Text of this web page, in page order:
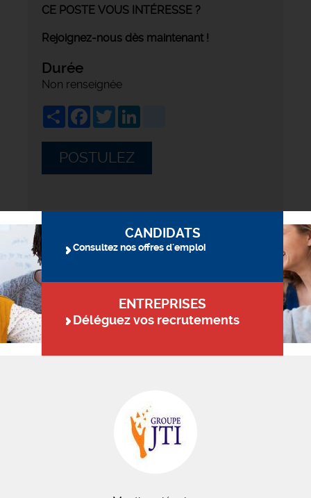
CE POSTE VOUS INTÉRESSE ?
Rejoignez-nous dès maintenant !
Durée
Non renseignée
ShareFacebook
Twitter
POSTULEZ
CANDIDATS
Consultez nos offres d'emploi
ENTREPRISES
Déléguez vos recrutements